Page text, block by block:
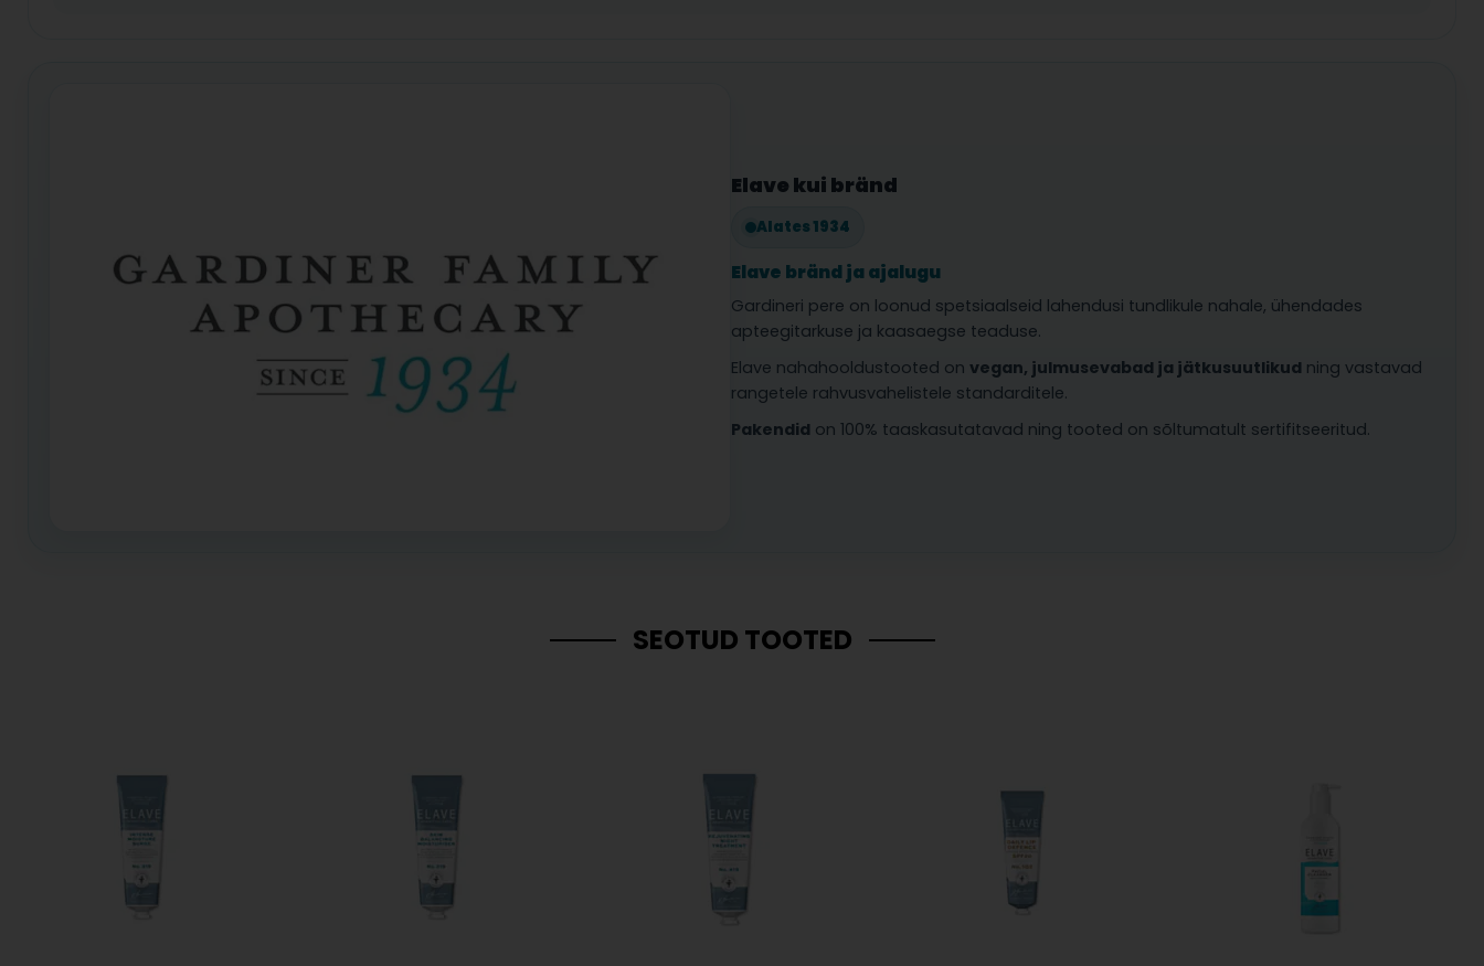
Elave kui bränd
Alates 1934
Elave bränd ja ajalugu
Gardineri pere on loonud spetsiaalseid lahendusi tundlikule nahale, ühendades
apteegitarkuse ja kaasaegse teaduse.
Elave nahahooldustooted on vegan, julmusevabad ja jätkusuutlikud ning vastavad
rangetele rahvusvahelistele standarditele.
Pakendid on 100% taaskasutatavad ning tooted on sõltumatult sertifitseeritud.
SEOTUD TOOTED